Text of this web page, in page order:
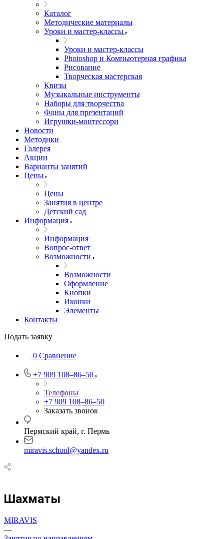
Каталог
Методические материалы
Уроки и мастер-классы
Уроки и мастер-классы
Photoshop и Компьютерная графика
Рисование
Творческая мастерская
Квизы
Музыкальные инструменты
Наборы для творчества
Фоны для презентаций
Игрушки-монтессори
Новости
Методики
Галерея
Акции
Варианты занятий
Цены
Цены
Занятия в центре
Детский сад
Информация
Информация
Вопрос-ответ
Возможности
Возможности
Оформление
Кнопки
Иконки
Элементы
Контакты
Подать заявку
0 Сравнение
+7 909 108‒86‒50
Телефоны
+7 909 108‒86‒50
Заказать звонок
Пермский край, г. Пермь
miravis.school@yandex.ru
Шахматы
MIRAVIS
—